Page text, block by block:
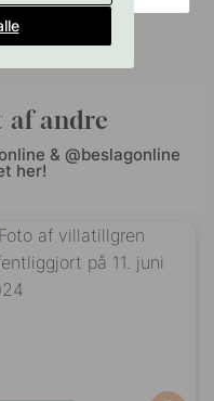
andre
& @beslagonline
her!